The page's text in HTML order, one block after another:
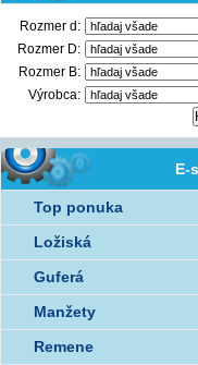
Rozmer d:
Rozmer D:
Rozmer B:
Výrobca:
E-
Top ponuka
Ložiská
Guferá
Manžety
Remene